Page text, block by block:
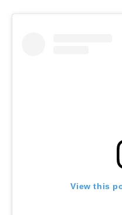
View this